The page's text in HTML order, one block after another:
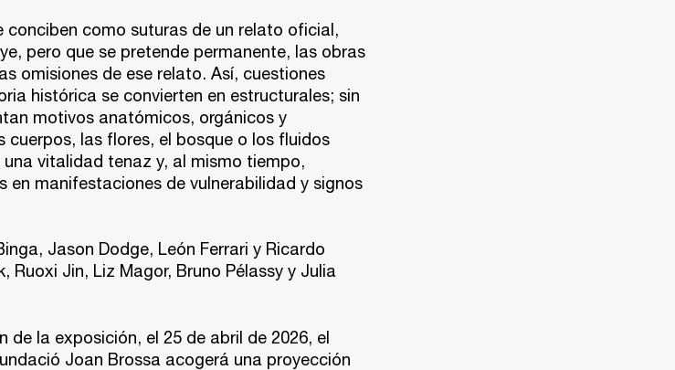
conciben como suturas de un relato oficial,
pero que se pretende permanente, las obras
omisiones de ese relato. Así, cuestiones
histórica se convierten en estructurales; sin
motivos anatómicos, orgánicos y
cuerpos, las flores, el bosque o los fluidos
vitalidad tenaz y, al mismo tiempo,
en manifestaciones de vulnerabilidad y signos
Jason Dodge, León Ferrari y Ricardo
Ruoxi Jin, Liz Magor, Bruno Pélassy y Julia
de la exposición, el 25 de abril de 2026, el
Joan Brossa acogerá una proyección